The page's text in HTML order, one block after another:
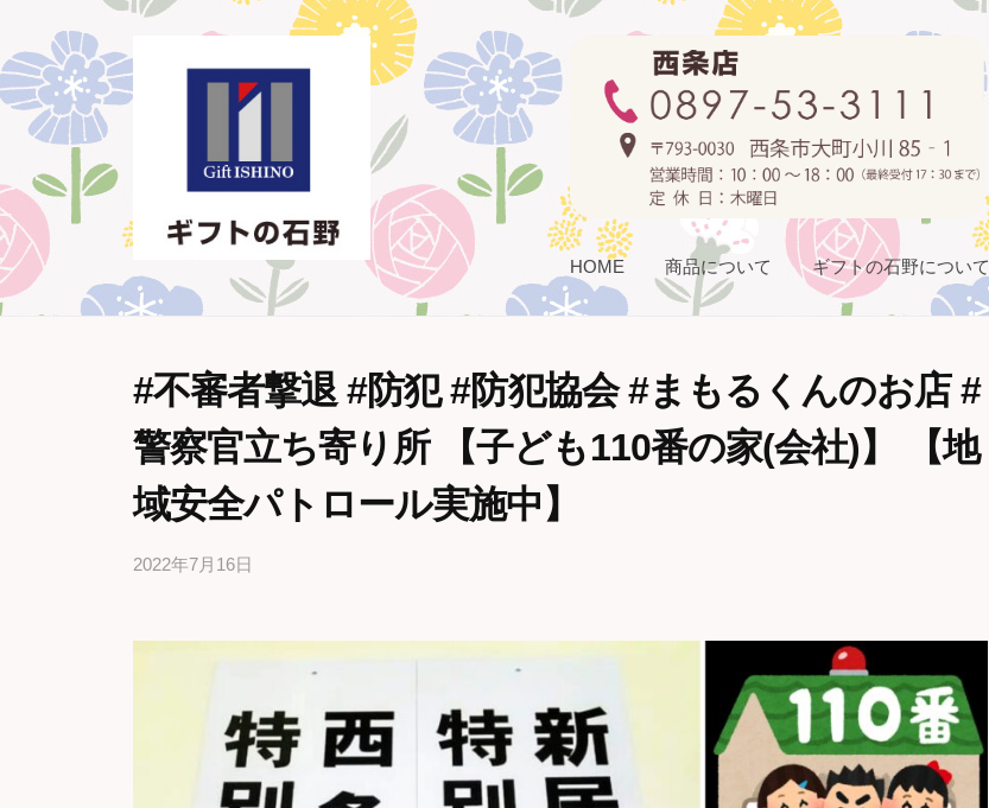
ン
テ
へ
ス
キ
ッ
HOME 商品について ギフトの石野について
フ
ト
の
石
野
市
・
新
居
市
ギ
#不審者撃退 #防犯 #防犯協会 #まもるくんのお店 #
警察官立ち寄り所 【子ども110番の家(会社)】 【地
域安全パトロール実施中】
2022年7月16日
フ
の
石
野